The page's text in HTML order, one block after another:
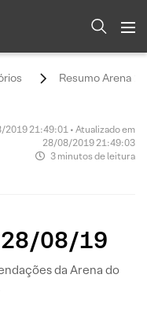
Resumo Arena
2019 21:49:01 • Atualizado em
28/08/2019 21:49:03
3 minutos de leitura
28/08/19
da Arena do